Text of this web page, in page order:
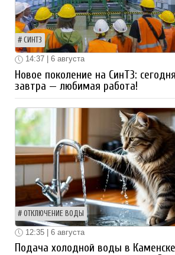
СИНТЗ
14:37 | 6 августа
Новое поколение на СинТЗ:
завтра — любимая работа!
ОТКЛЮЧЕНИЕ ВОДЫ
12:35 | 6 августа
Подача холодной воды в